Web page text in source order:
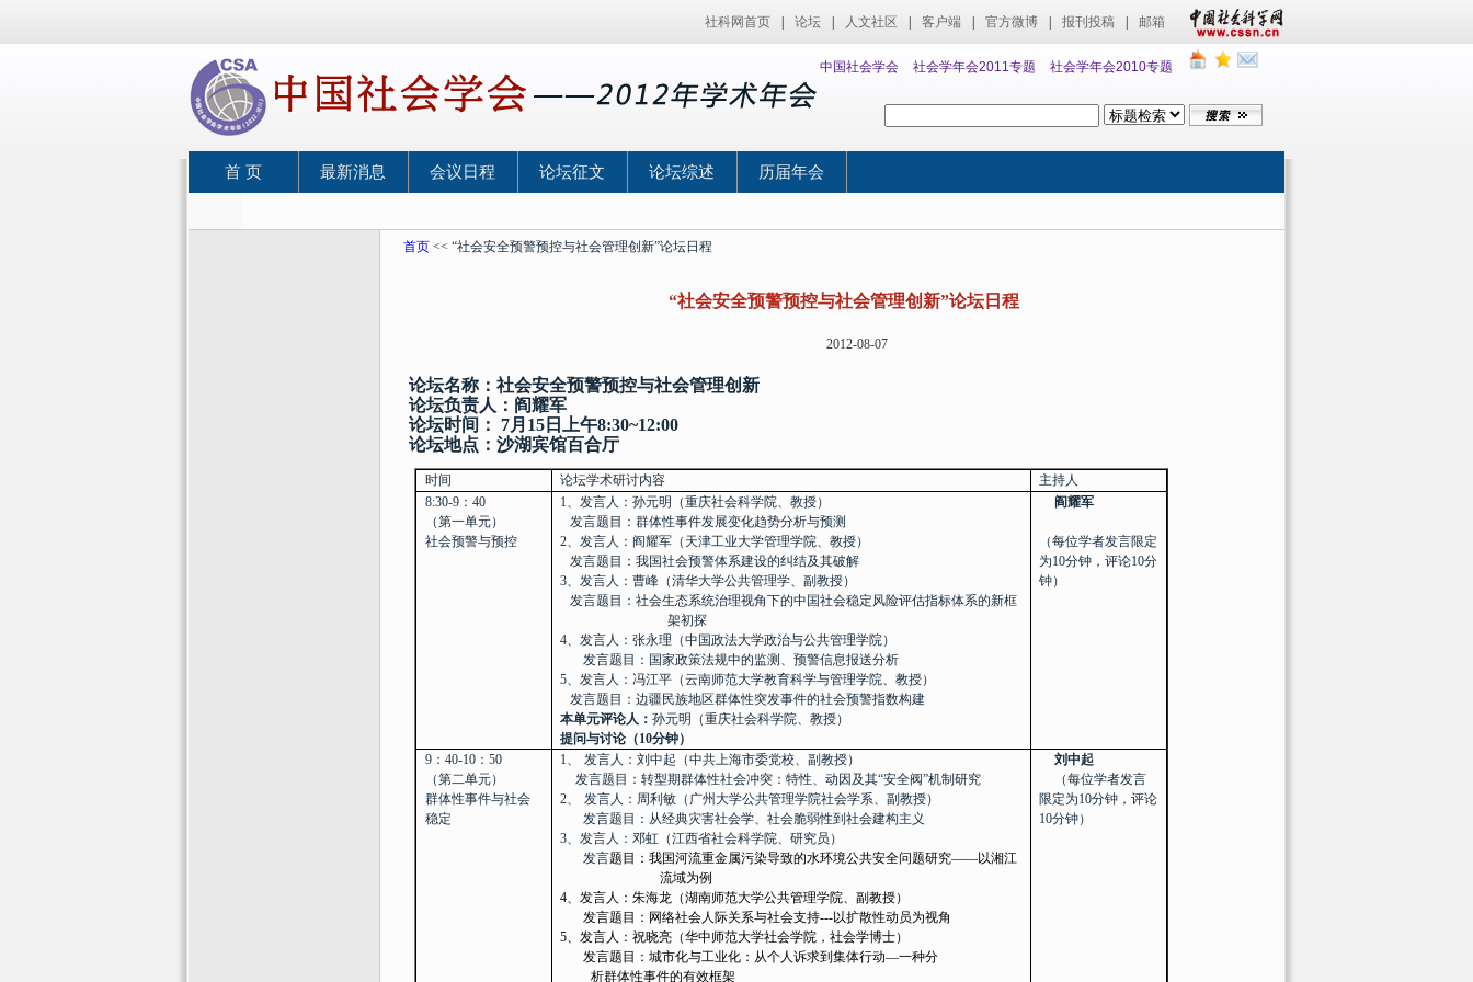
社科网首页 论坛 人文社区 客户端 官方微博 报刊投稿 邮箱
中国社会学会 社会学年会2011专题 社会学年会2010专题
首 页 最新消息 会议日程 论坛征文 论坛综述 历届年会
首页 << “社会安全预警预控与社会管理创新”论坛日程
“社会安全预警预控与社会管理创新”论坛日程
2012-08-07
论坛名称：社会安全预警预控与社会管理创新
论坛负责人：阎耀军
论坛时间：
7月 15 日上午8:30~12:00
论坛地点：沙湖宾馆百合厅
时间 论坛学术研讨内容
主持人
8:30-9： 40
（第一单元）
社会预警与预控
1、发言人：孙元明（重庆社会科学院、教授）
发言题目：群体性事件发展变化趋势分析与预测
2、发言人：阎耀军（天津工业大学管理学院、教授）
发言题目：我国社会预警体系建设的纠结及其破解
3、发言人：曹峰（清华大学公共管理学、副教授）
发言题目：社会生态系统治理视角下的中国社会稳定风险评估指标体系的新框
架初探
4、发言人：张永理（中国政法大学政治与公共管理学院）
发言题目：国家政策法规中的监测、预警信息报送分析
5、发言人：冯江平（云南师范大学教育科学与管理学院、教授）
发言题目：边疆民族地区群体性突发事件的社会预警指数构建
本单元评论人：孙元明（重庆社会科学院、教授）
提问与讨论（10分钟）
阎耀军
（每位学者发言限定
为10分钟，评论10分
钟）
9： 40-10： 50
（第二单元）
群体性事件与社会
稳定
1、
发言人：刘中起（中共上海市委党校、副教授）
发言题目：转型期群体性社会冲突：特性、动因及其“安全阀”机制研究
2、
发言人：周利敏（广州大学公共管理学院社会学系、副教授）
发言题目： 从经典灾害社会学、社会脆弱性到社会建构主义
3、发言人：邓虹（江西省社会科学院、研究员）
发言题目：我国河流重金属污染导致的水环境公共安全问题研究——以湘江
流域为例
4、发言人：朱海龙（湖南师范大学公共管理学院、副教授）
发言题目： 网络社会人际关系与社会支持---以扩散性动员为视角
5、发言人：祝晓亮（华中师范大学社会学院，社会学博士）
发言题目：城市化与工业化：从个人诉求到集体行动—一种分
析群体性事件的有效框架
刘中起
（每位学者发言
限定为10分钟，评论
10分钟）